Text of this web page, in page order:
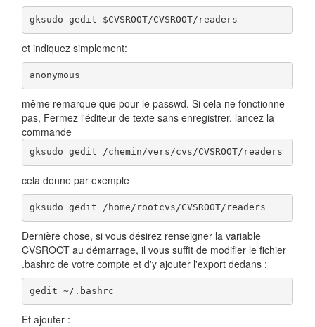
gksudo gedit $CVSROOT/CVSROOT/readers
et indiquez simplement:
anonymous
même remarque que pour le passwd. Si cela ne fonctionne
pas, Fermez l'éditeur de texte sans enregistrer. lancez la
commande
gksudo gedit /chemin/vers/cvs/CVSROOT/readers
cela donne par exemple
gksudo gedit /home/rootcvs/CVSROOT/readers
Dernière chose, si vous désirez renseigner la variable
CVSROOT au démarrage, il vous suffit de modifier le fichier
.bashrc de votre compte et d'y ajouter l'export dedans :
gedit ~/.bashrc
Et ajouter :